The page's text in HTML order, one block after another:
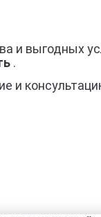
и выгодных
.
и